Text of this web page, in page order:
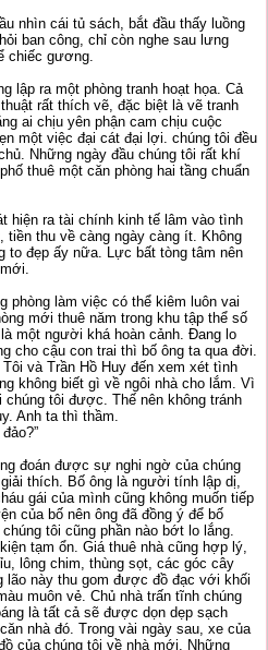
nhìn cái tủ sách, bắt đầu thấy luồng
ban công, chỉ còn nghe sau lưng
chiếc gương.
lập ra một phòng tranh hoạt họa. Cả
rất thích vẽ, đặc biệt là vẽ tranh
ai chịu yên phận cam chịu cuộc
một việc đại cát đại lợi. chúng tôi đều
Những ngày đầu chúng tôi rất khí
thuê một căn phòng hai tầng chuẩn
hiện ra tài chính kinh tế lâm vào tình
thu về càng ngày càng ít. Không
to đẹp ấy nữa. Lực bất tòng tâm nên
phòng làm việc có thể kiêm luôn vai
mới thuê năm trong khu tập thể số
một người khá hoàn cảnh. Đang lo
cho cậu con trai thì bố ông ta qua đời.
và Trần Hồ Huy đến xem xét tình
không biết gì về ngôi nhà cho lắm. Vì
tôi được. Thế nên không tránh
Anh ta thì thầm.
đoán được sự nghi ngờ của chúng
thích. Bố ông là người tính lập dị,
gái của mình cũng không muốn tiếp
của bố nên ông đã đồng ý để bố
tôi cũng phần nào bớt lo lắng.
tạm ổn. Giá thuê nhà cũng hợp lý,
lông chim, thùng sọt, các góc cây
này thu gom được đồ đạc với khối
muôn vẻ. Chủ nhà trấn tĩnh chúng
là tất cả sẽ được dọn dẹp sạch
nhà đó. Trong vài ngày sau, xe của
của chúng tôi về nhà mới. Những